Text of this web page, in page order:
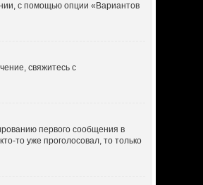
с помощью опции «Вариантов
свяжитесь с
первого сообщения в
то уже проголосовал, то только